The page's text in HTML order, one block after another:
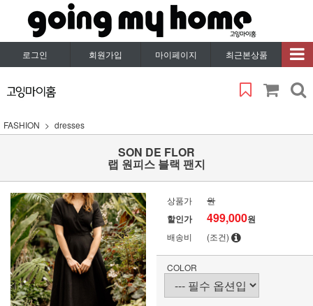
로그인 회원가입 마이페이지 최근본상품
FASHION dresses
SON DE FLOR
랩 원피스 블랙 팬지
상품가 원
할인가 499,000원
배송비 (조건)
COLOR